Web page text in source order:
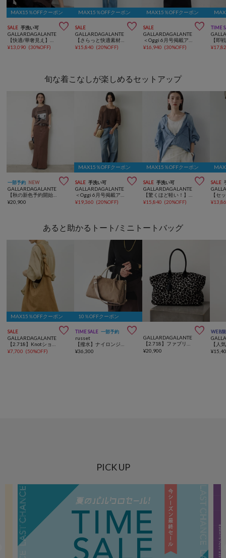
MAX15％OFFクーポン
SALE 手洗い可 
GALLARDAGALANTE
¥13,090 (30%OFF)
MAX15％OFFクーポン
SALE 
GALLARDAGALANTE
¥15,840 (20%OFF)
MAX15％OFFクーポン
SALE 
GALLARDAGALANTE
¥16,940 (30%OFF)
TIME
¥
旬な着こなしが楽しめるセットアップ
一部予約 NEW 
GALLARDAGALANTE
¥20,900
MAX15％OFFクーポン
SALE 手洗い可 
GALLARDAGALANTE
¥19,360 (20%OFF)
MAX15％OFFクーポン
SALE 手洗い可 
GALLARDAGALANTE
¥15,840 (20%OFF)
SALE
¥
あると助かるトート/ミニトートバッグ
MAX15％OFFクーポン
SALE 
GALLARDAGALANTE
¥7,700 (50%OFF)
10％OFFクーポン
TIME SALE 一部予約 
russet
¥36,300

GALLARDAGALANTE
¥20,900
WEB
¥
PICK UP